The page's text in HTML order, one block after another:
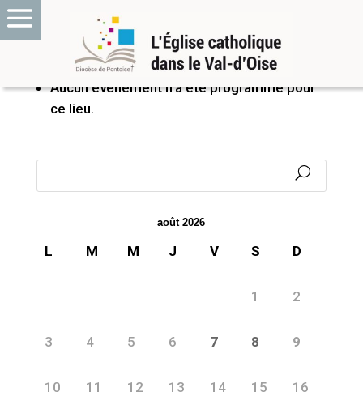
PROCHAINS ÉVÉNEMENTS
Aucun événement n’a été programmé pour
ce lieu.
août 2026
L M M J V S D
1 2
3 4 5 6 7 8 9
10 11 12 13 14 15 16